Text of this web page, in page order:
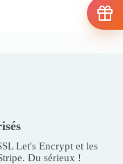
Let's Encrypt et les
Du sérieux !